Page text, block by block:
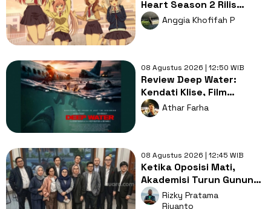
Heart Season 2 Rilis
2027, Hadirkan 2
Karakter Baru
Anggia Khofifah P
08 Agustus 2026 | 12:50 WIB
Review Deep Water:
Kendati Klise, Film
Serangan Hiu Selalu Seru
Ditonton!
Athar Farha
08 Agustus 2026 | 12:45 WIB
Ketika Oposisi Mati,
Akademisi Turun Gunung:
Lahirkan Kabinet
Bayangan Demi
Rizky Pratama
Riyanto